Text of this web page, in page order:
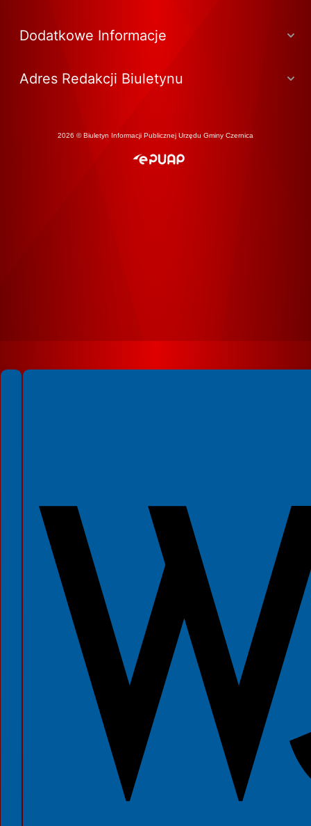
Dodatkowe Informacje
Adres Redakcji Biuletynu
2026 © Biuletyn Informacji Publicznej Urzędu Gminy Czernica
Spełniamy standardy WCAG 2.2
Spełniamy standardy W3C